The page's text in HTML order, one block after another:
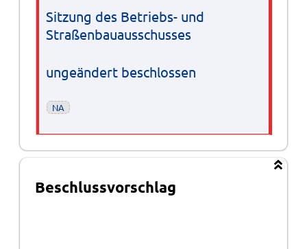
Sitzung des Betriebs- und
Straßenbauausschusses
ungeändert beschlossen
NA
Beschlussvorschlag